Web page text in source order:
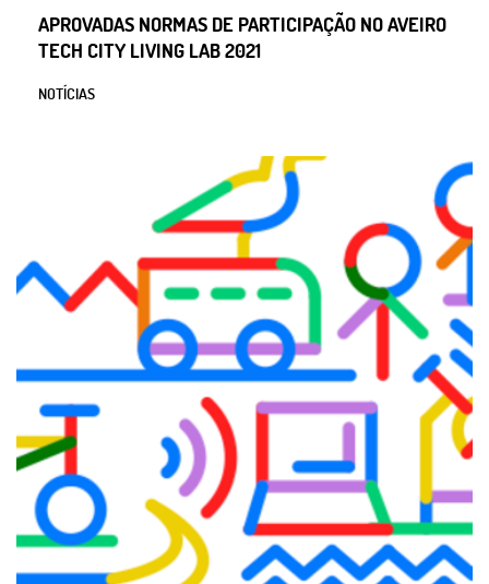
APROVADAS NORMAS DE PARTICIPAÇÃO NO AVEIRO
TECH CITY LIVING LAB 2021
NOTÍCIAS